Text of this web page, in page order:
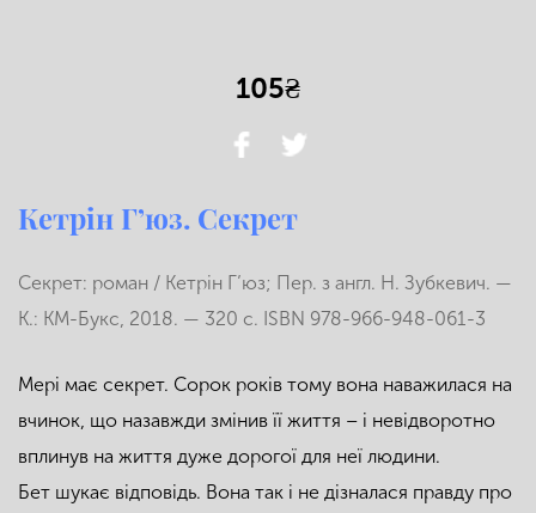
105₴
Кетрін Г’юз. Секрет
Секрет: роман / Кетрін Г’юз; Пер. з англ. Н. Зубкевич. —
К.: KM-Букс, 2018. — 320 с. ISBN 978-966-948-061-3
Мері має секрет. Сорок років тому вона наважилася на
вчинок, що назавжди змінив її життя – і невідворотно
вплинув на життя дуже дорогої для неї людини.
Бет шукає відповідь. Вона так і не дізналася правду про